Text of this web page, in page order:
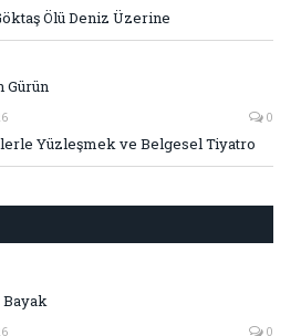
Ölü Deniz Üzerine
Gürün
0
Yüzleşmek ve Belgesel Tiyatro
0